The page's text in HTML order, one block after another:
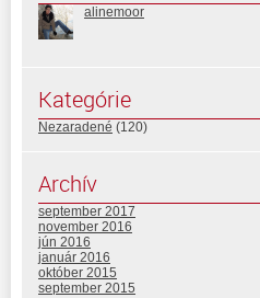
alinemoor
Kategórie
Nezaradené (120)
Archív
september 2017
november 2016
jún 2016
január 2016
október 2015
september 2015